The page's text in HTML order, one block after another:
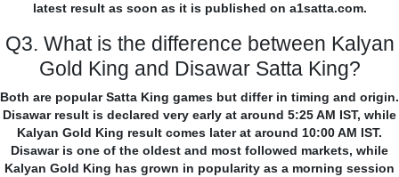
latest result as soon as it is published on a1satta.com.
Q3. What is the difference between Kalyan
Gold King and Disawar Satta King?
Both are popular Satta King games but differ in timing and origin.
Disawar result is declared very early at around 5:25 AM IST, while
Kalyan Gold King result comes later at around 10:00 AM IST.
Disawar is one of the oldest and most followed markets, while
Kalyan Gold King has grown in popularity as a morning session